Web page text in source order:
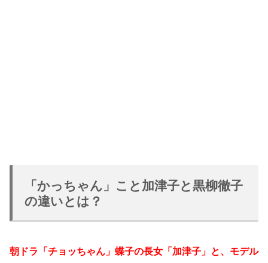
「かっちゃん」こと加津子と黒柳徹子
の違いとは？
朝ドラ「チョッちゃん」蝶子の長女「加津子」と、モデル